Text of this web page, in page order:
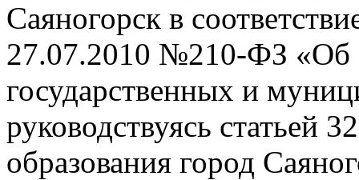
Саяногорск в
27.07.2010 №210-ФЗ «Об
государственных и
руководствуясь статьей
образования город